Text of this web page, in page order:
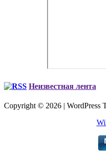
Неизвестная лента
Copyright © 2026 | WordPress